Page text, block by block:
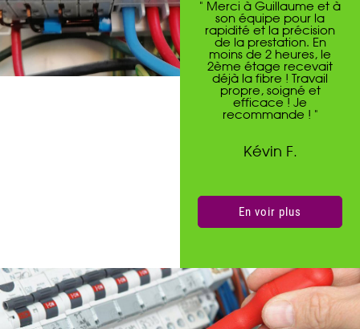
" Merci à Guillaume et à
son équipe pour la
rapidité et la précision
de la prestation. En
moins de 2 heures, le
2ème étage recevait
déjà la fibre ! Travail
propre, soigné et
efficace ! Je
recommande ! "
Kévin F.
En voir plus